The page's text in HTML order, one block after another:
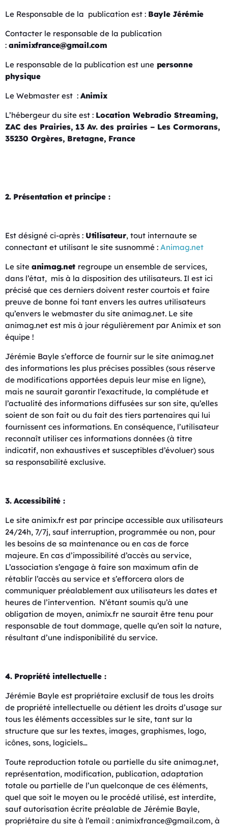
Le Responsable de la publication est : Bayle Jérémie
Contacter le responsable de la publication
: animixfrance@gmail.com
Le responsable de la publication est une personne
physique
Le Webmaster est : Animix
L’hébergeur du site est : Location Webradio Streaming,
ZAC des Prairies, 13 Av. des prairies – Les Cormorans,
35230 Orgères, Bretagne, France
2. Présentation et principe :
Est désigné ci-après : Utilisateur, tout internaute se
connectant et utilisant le site susnommé : Animag.net
Le site animag.net regroupe un ensemble de services,
dans l’état, mis à la disposition des utilisateurs. Il est ici
précisé que ces derniers doivent rester courtois et faire
preuve de bonne foi tant envers les autres utilisateurs
qu’envers le webmaster du site animag.net. Le site
animag.net est mis à jour régulièrement par Animix et son
équipe !
Jérémie Bayle s’efforce de fournir sur le site animag.net
des informations les plus précises possibles (sous réserve
de modifications apportées depuis leur mise en ligne),
mais ne saurait garantir l’exactitude, la complétude et
l’actualité des informations diffusées sur son site, qu’elles
soient de son fait ou du fait des tiers partenaires qui lui
fournissent ces informations. En conséquence, l’utilisateur
reconnaît utiliser ces informations données (à titre
indicatif, non exhaustives et susceptibles d’évoluer) sous
sa responsabilité exclusive.
3. Accessibilité :
Le site animix.fr est par principe accessible aux utilisateurs
24/24h, 7/7j, sauf interruption, programmée ou non, pour
les besoins de sa maintenance ou en cas de force
majeure. En cas d’impossibilité d’accès au service,
L’association s’engage à faire son maximum afin de
rétablir l’accès au service et s’efforcera alors de
communiquer préalablement aux utilisateurs les dates et
heures de l’intervention. N’étant soumis qu’à une
obligation de moyen, animix.fr ne saurait être tenu pour
responsable de tout dommage, quelle qu’en soit la nature,
résultant d’une indisponibilité du service.
4. Propriété intellectuelle :
Jérémie Bayle est propriétaire exclusif de tous les droits
de propriété intellectuelle ou détient les droits d’usage sur
tous les éléments accessibles sur le site, tant sur la
structure que sur les textes, images, graphismes, logo,
icônes, sons, logiciels…
Toute reproduction totale ou partielle du site animag.net,
représentation, modification, publication, adaptation
totale ou partielle de l’un quelconque de ces éléments,
quel que soit le moyen ou le procédé utilisé, est interdite,
sauf autorisation écrite préalable de Jérémie Bayle,
propriétaire du site à l’email : animixfrance@gmail.com, à